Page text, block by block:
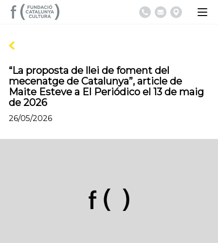
“La proposta de llei de foment del
mecenatge de Catalunya”, article de
Maite Esteve a El Periódico el 13 de maig
de 2026
26/05/2026